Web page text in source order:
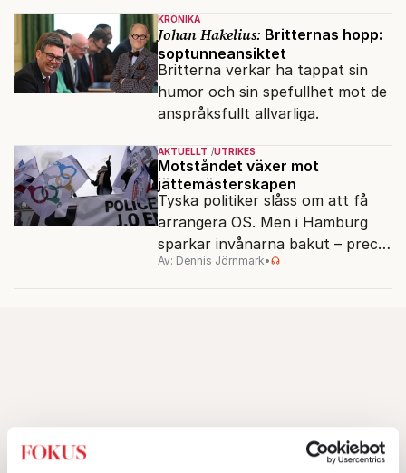
KRÖNIKA
Johan Hakelius: Britternas hopp:
soptunneansiktet
Britterna verkar ha tappat sin
humor och sin spefullhet mot de
anspråksfullt allvarliga.
AKTUELLT UTRIKES
Motståndet växer mot
jättemästerskapen
Tyska politiker slåss om att få
arrangera OS. Men i Hamburg
sparkar invånarna bakut – precis
som de gjort tidigare i Paris,
Av: Dennis Jörnmark•